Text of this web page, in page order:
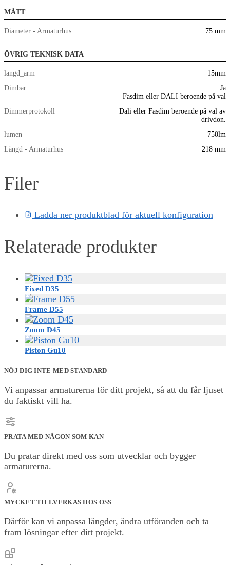
MÅTT
Diameter - Armaturhus 75 mm
ÖVRIG TEKNISK DATA
langd_arm
15mm
Dimbar
Ja
Fasdim eller DALI beroende på val
Dimmerprotokoll
Dali eller Fasdim beroende på val av
drivdon.
lumen
750lm
Längd - Armaturhus
218 mm
Filer
Ladda ner produktblad för aktuell konfiguration
Relaterade produkter
Fixed D35
Frame D55
Zoom D45
Piston Gu10
NÖJ DIG INTE MED STANDARD
Vi anpassar armaturerna för ditt projekt, så att du får ljuset
du faktiskt vill ha.
PRATA MED NÅGON SOM KAN
Du pratar direkt med oss som utvecklar och bygger
armaturerna.
MYCKET TILLVERKAS HOS OSS
Därför kan vi anpassa längder, ändra utföranden och ta
fram lösningar efter ditt projekt.